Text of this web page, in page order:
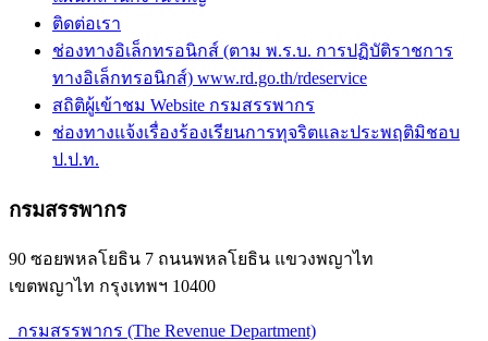
ติดต่อเรา
ช่องทางอิเล็กทรอนิกส์ (ตาม พ.ร.บ. การปฏิบัติราชการ
ทางอิเล็กทรอนิกส์) www.rd.go.th/rdeservice
สถิติผู้เข้าชม Website กรมสรรพากร
ช่องทางแจ้งเรื่องร้องเรียนการทุจริตและประพฤติมิชอบ
ป.ป.ท.
กรมสรรพากร
90 ซอยพหลโยธิน 7 ถนนพหลโยธิน แขวงพญาไท
เขตพญาไท กรุงเทพฯ 10400
กรมสรรพากร (The Revenue Department)